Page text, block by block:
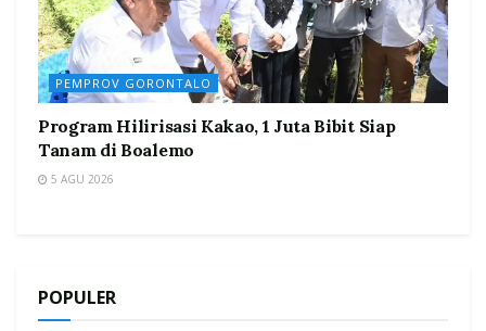
PEMPROV GORONTALO
Program Hilirisasi Kakao, 1 Juta Bibit Siap
Tanam di Boalemo
5 AGU 2026
POPULER